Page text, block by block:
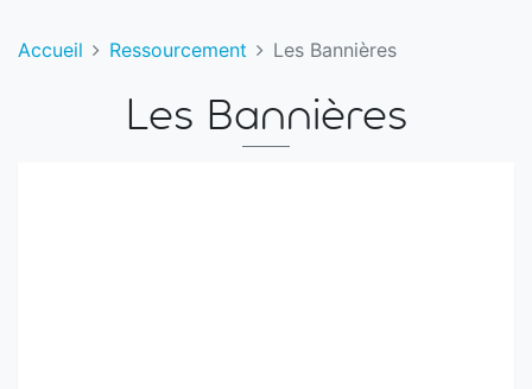
Accueil Ressourcement Les Bannières
Les Bannières